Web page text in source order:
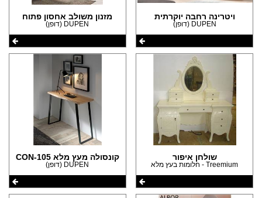
ויטרינה רחבה יוקרתית
DUPEN (דופן)
מזנון משולב אחסון פתוח
DUPEN (דופן)
שולחן איפור
Treemium - חלומות בעץ מלא
קונסולה מעץ מלא CON-105
DUPEN (דופן)